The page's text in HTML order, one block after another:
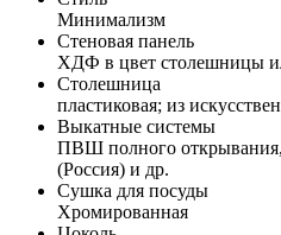
Минимализм
Стеновая панель
ХДФ в цвет столешницы
Столешница
пластиковая; из
Выкатные системы
ПВШ полного
(Россия) и др.
Сушка для посуды
Хромированная